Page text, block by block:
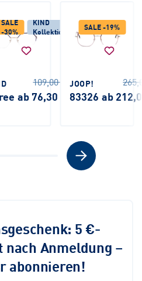
SALE
-30%
KIND
Kollektion
109,00 €
ab 76,30 €
SALE -19%
JOOP!
83326 ab
5 €-
Anmeldung –
abonnieren!